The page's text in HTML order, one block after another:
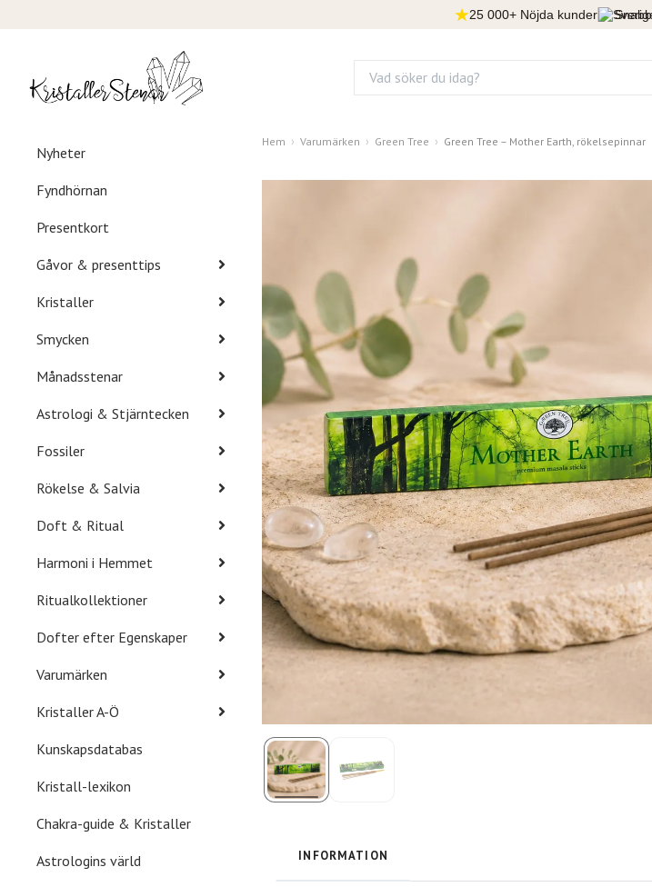
25 000+ Nöjda kunder
Nyheter
Fyndhörnan
Presentkort
Gåvor & presenttips
Kristaller
Smycken
Månadsstenar
Astrologi & Stjärntecken
Fossiler
Rökelse & Salvia
Doft & Ritual
Harmoni i Hemmet
Ritualkollektioner
Dofter efter Egenskaper
Varumärken
Kristaller A-Ö
Kunskapsdatabas
Kristall-lexikon
Chakra-guide & Kristaller
Astrologins värld
Hem Varumärken Green Tree Green Tree – Mother Earth, rökelsepinnar
INFORMATION